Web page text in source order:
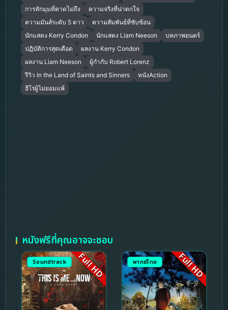
การหักมุมที่คาดไม่ถึง
ความจริงที่น่าตกใจ
ความมันส์ระดับ 5 ดาว
ความสัมพันธ์ที่ซับซ้อน
นักแสดง Kerry Condon
นักแสดง Liam Neeson
บทภาพยนตร์
ปฏิบัติการสุดเดือด
ผลงาน Kerry Condon
ผลงาน Liam Neeson
ผู้กำกับ Robert Lorenz
รีวิว In the Land of Saints and Sinners
หนังAction
ฮีโร่ผู้ไม่ยอมแพ้
หนังฟรีที่คุณอาจจะชอบ
Soundtrack Full HD พากย์ไทย Full HD